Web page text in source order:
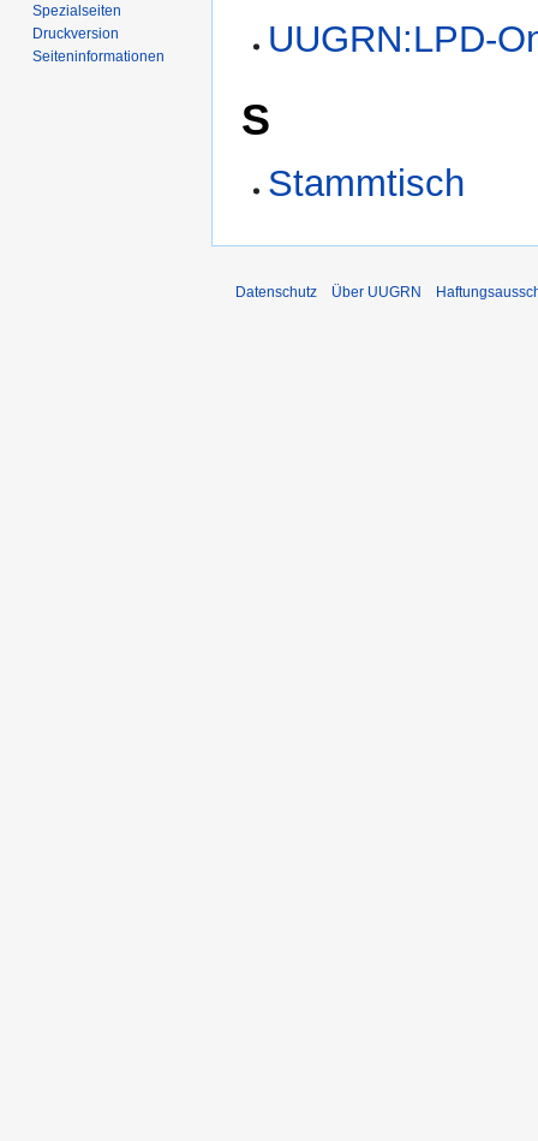
UUGRN:LPD-
S
Stammtisch
Spezialseiten
Druckversion
Seiten­­informationen
Datenschutz Über UUGRN